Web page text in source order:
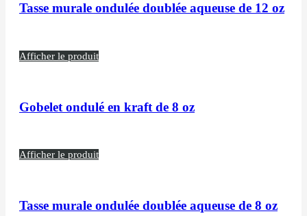
Tasse murale ondulée doublée aqueuse de 12 oz
Afficher le produit
Gobelet ondulé en kraft de 8 oz
Afficher le produit
Tasse murale ondulée doublée aqueuse de 8 oz